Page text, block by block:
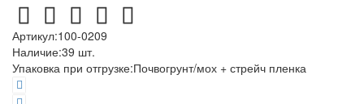
Артикул:100-0209
Наличие:39 шт.
Упаковка при отгрузке:Почвогрунт/мох + стрейч пленка